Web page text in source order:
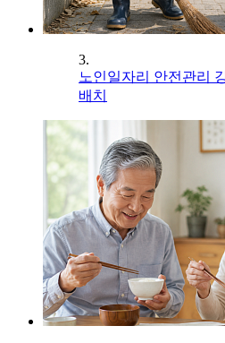
3.
노인일자리 안전관리
배치